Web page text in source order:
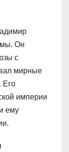
Он
с
мирные
Его
империи
ему